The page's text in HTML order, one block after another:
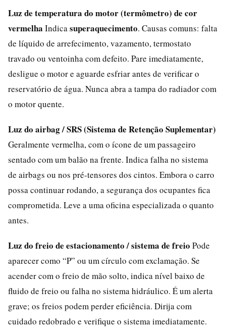
Luz de temperatura do motor (termômetro) de cor
vermelha Indica superaquecimento. Causas comuns: falta
de líquido de arrefecimento, vazamento, termostato
travado ou ventoinha com defeito. Pare imediatamente,
desligue o motor e aguarde esfriar antes de verificar o
reservatório de água. Nunca abra a tampa do radiador com
o motor quente.
Luz do airbag / SRS (Sistema de Retenção Suplementar)
Geralmente vermelha, com o ícone de um passageiro
sentado com um balão na frente. Indica falha no sistema
de airbags ou nos pré-tensores dos cintos. Embora o carro
possa continuar rodando, a segurança dos ocupantes fica
comprometida. Leve a uma oficina especializada o quanto
antes.
Luz do freio de estacionamento / sistema de freio Pode
aparecer como “P” ou um círculo com exclamação. Se
acender com o freio de mão solto, indica nível baixo de
fluido de freio ou falha no sistema hidráulico. É um alerta
grave; os freios podem perder eficiência. Dirija com
cuidado redobrado e verifique o sistema imediatamente.